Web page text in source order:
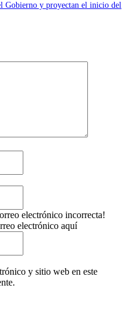
Gobierno y proyectan el inicio del
electrónico incorrecta!
electrónico aquí
y sitio web en este